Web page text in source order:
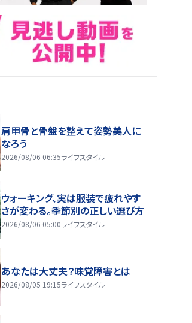
肩甲骨と骨盤を整えて姿勢美人に
なろう
2026/08/06 06:35ライフスタイル
ウォーキング、実は服装で疲れやす
さが変わる。季節別の正しい選び方
2026/08/06 05:00ライフスタイル
あなたは大丈夫？味覚障害とは
2026/08/05 19:15ライフスタイル